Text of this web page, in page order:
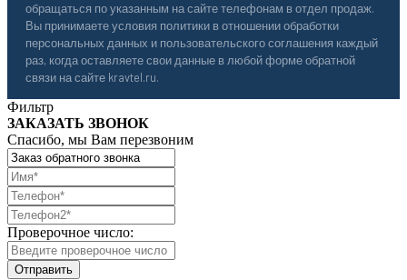
обращаться по указанным на сайте телефонам в отдел продаж.
Вы принимаете условия политики в отношении обработки
персональных данных и пользовательского соглашения каждый
раз, когда оставляете свои данные в любой форме обратной
связи на сайте kravtel.ru.
Фильтр
ЗАКАЗАТЬ ЗВОНОК
Спасибо, мы Вам перезвоним
Проверочное число: